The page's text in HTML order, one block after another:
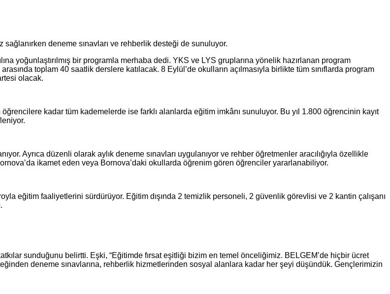
deneme sınavları ve rehberlik desteği de sunuluyor.
yoğunlaştırılmış bir programla merhaba dedi. YKS ve LYS gruplarına yönelik hazırlanan program
toplam 40 saatlik derslere katılacak. 8 Eylül’de okulların açılmasıyla birlikte tüm sınıflarda program
olacak.
kadar tüm kademelerde ise farklı alanlarda eğitim imkânı sunuluyor. Bu yıl 1.800 öğrencinin kayıt
Ayrıca düzenli olarak aylık deneme sınavları uygulanıyor ve rehber öğretmenler aracılığıyla özellikle
ikamet eden veya Bornova’daki okullarda öğrenim gören öğrenciler yararlanabiliyor.
eğitim faaliyetlerini sürdürüyor. Eğitim dışında 2 temizlik personeli, 2 güvenlik görevlisi ve 2 kantin çalışanı
sunduğunu belirtti. Eşki, “Eğitimde fırsat eşitliği bizim en temel önceliğimiz. BELGEM’de hiçbir ücret
deneme sınavlarına, rehberlik hizmetlerinden sosyal alanlara kadar her şeyi düşündük. Gençlerimizin